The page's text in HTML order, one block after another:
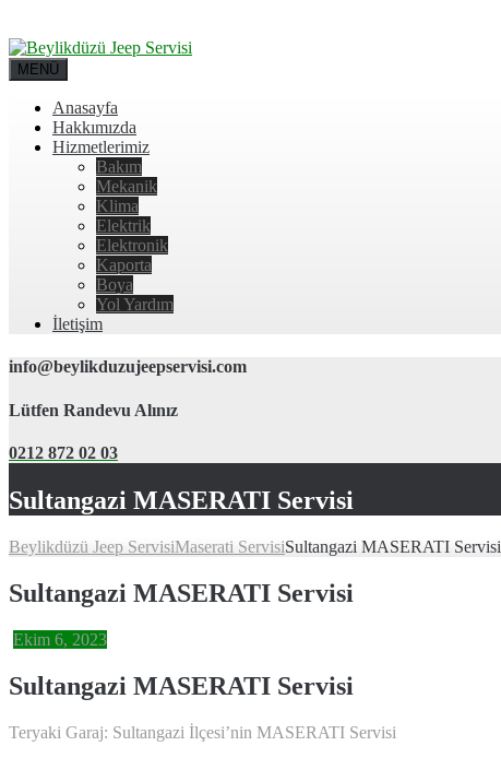
MENÜ
Anasayfa
Hakkımızda
Hizmetlerimiz
Bakım
Mekanik
Klima
Elektrik
Elektronik
Kaporta
Boya
Yol Yardım
İletişim
info@beylikduzujeepservisi.com
Lütfen Randevu Alınız
0212 872 02 03
Sultangazi MASERATI Servisi
Beylikdüzü Jeep ServisiMaserati ServisiSultangazi MASERATI Servisi
Sultangazi MASERATI Servisi
Ekim 6, 2023
Sultangazi MASERATI Servisi
Teryaki Garaj: Sultangazi İlçesi’nin MASERATI Servisi